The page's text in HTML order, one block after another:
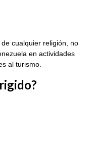
cualquier religión, no
en actividades
al turismo.